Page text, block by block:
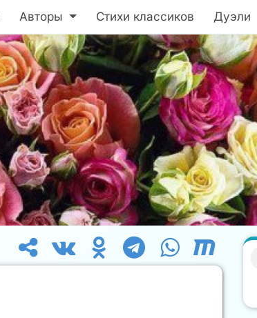
Авторы Стихи классиков Дуэли